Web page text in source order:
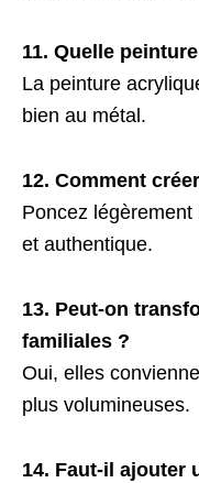
11. Quelle
La peinture
bien au métal.
12. Comment
Poncez
et authentique.
13. Peut-on
familiales ?
Oui, elles
plus volumineuses.
14. Faut-il ajouter